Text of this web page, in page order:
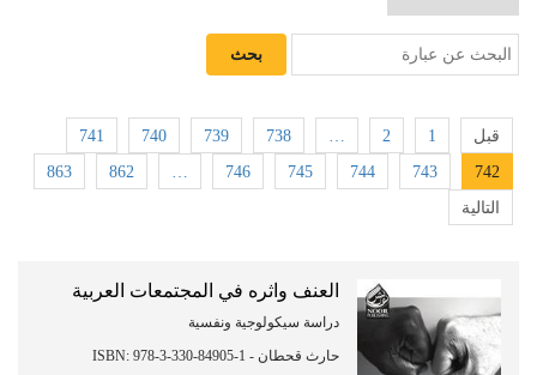
قبل 1
2
…
738
739
740
741
742
743
744
745
746
…
862
863
التالية
العنف واثره في المجتمعات العربية
دراسة سيكولوجية ونفسية
حارث قحطان - ISBN: 978-3-330-84905-1